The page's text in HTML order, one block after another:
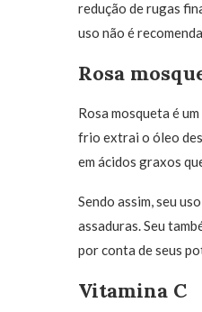
redução de rugas
uso não é
Rosa
Rosa mosqueta é
frio extrai o óleo
em ácidos graxos
Sendo assim, seu
assaduras. Seu
por conta de seus
Vitamina C